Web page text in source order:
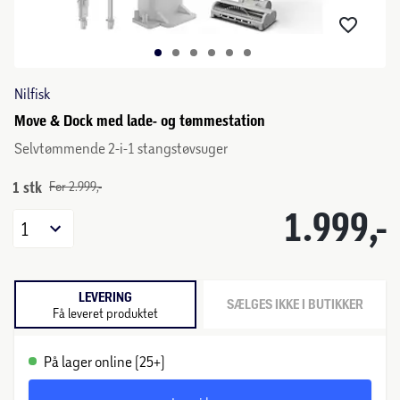
Nilfisk
Move & Dock med lade- og tømmestation
Selvtømmende 2-i-1 stangstøvsuger
1 stk Før 2.999,-
1.999,-
1
LEVERING
Få leveret produktet SÆLGES IKKE I BUTIKKER
På lager online (25+)